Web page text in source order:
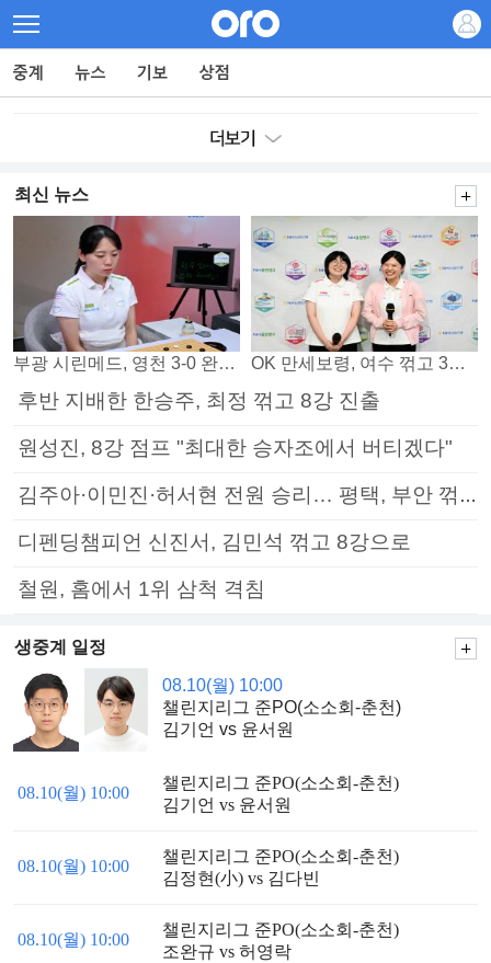
최신 뉴스
부광 시린메드, 영천 3-0 완파하며 4연패 탈출 OK 만세보령, 여수 꺾고 3연패 탈출
후반 지배한 한승주, 최정 꺾고 8강 진출
원성진, 8강 점프 "최대한 승자조에서 버티겠다"
김주아·이민진·허서현 전원 승리… 평택, 부안 꺾고 5연승
디펜딩챔피언 신진서, 김민석 꺾고 8강으로
철원, 홈에서 1위 삼척 격침
생중계 일정
08.10(월) 10:00
챌린지리그 준PO(소소회-춘천)
김기언 vs 윤서원
08.10(월) 10:00
챌린지리그 준PO(소소회-춘천)
김기언 vs 윤서원
08.10(월) 10:00
챌린지리그 준PO(소소회-춘천)
김정현(小) vs 김다빈
08.10(월) 10:00
챌린지리그 준PO(소소회-춘천)
조완규 vs 허영락